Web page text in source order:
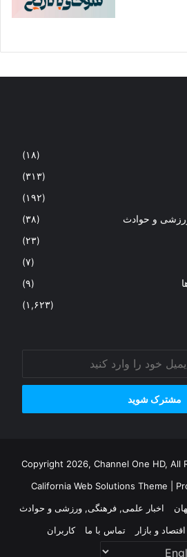
(۱۸)
(۳۱۳)
(۱۹۲)
و حوادث
(۳۸)
(۲۳)
(۷)
(۹)
(۱,۶۲۳)
California Web Solutions Theme |
اخبار علمی, فرهنگی, ورزشی و حوادث
اقتصاد و بازار تماس با ما کاربران